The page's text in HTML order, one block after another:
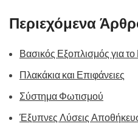
Περιεχόμενα
Βασικός Εξοπλισμός για
Πλακάκια και Επιφάνειες
Σύστημα Φωτισμού
Έξυπνες Λύσεις